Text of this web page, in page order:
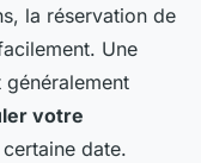
la réservation de
Une
généralement
votre
certaine date.